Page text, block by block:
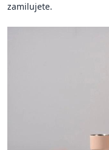
zamilujete.